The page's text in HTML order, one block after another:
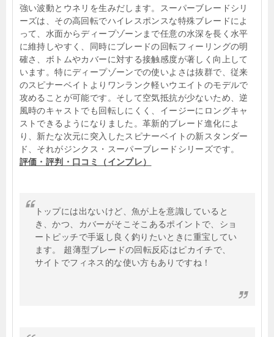
強い波動とウネリを生みだします。スーパーブレードシリ
ーズは、その高回転でハイレスポンスな特殊ブレードによ
って、水面からディープゾーンまで任意の水深を長く水平
に維持しやすく、同時にブレードの回転フィーリングの明
確さ、ボトムやカバーに対する接触感度が著しく向上して
います。特にディープゾーンでの使いよさは抜群で、従来
のスピナーベイトよりワンランク軽いウエイトのモデルで
攻めることが可能です。そして空気抵抗が少ないため、逆
風時のキャストでも回転しにくく、イージーにロングキャ
ストできるようになりました。革新的ブレード進化によ
り、新たな次元に突入したスピナーベイトの新スタンダー
ド、それがジンクス・スーパーブレードシリーズです。
評価・評判・口コミ（インプレ）
トップには出ないけど、魚が上を意識していると
き、かつ、カバーがそこそこあるポイントで、ショ
ートピッチで手返し良く釣りたいときに重宝してい
ます。 超薄型ブレードの回転反応はピカイチで、
サイトでフィネス的な使い方もありですね！